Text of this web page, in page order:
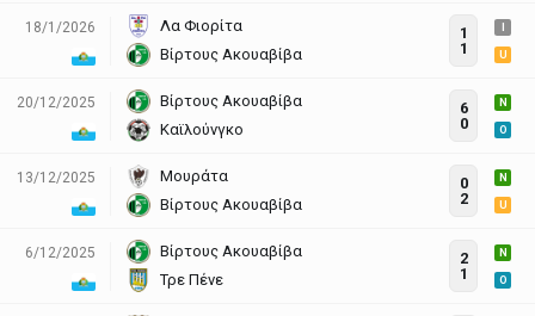
18/1/2026
Λα Φιορίτα
Βίρτους Ακουαβίβα
1
1
U
20/12/2025
Βίρτους Ακουαβίβα
Καϊλούνγκο
6
0
N
O
13/12/2025
Μουράτα
Βίρτους Ακουαβίβα
0
2
N
U
6/12/2025
Βίρτους Ακουαβίβα
Τρε Πένε
2
1
N
O